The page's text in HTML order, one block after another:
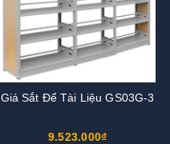
Giá Sắt Để Tài Liệu GS03G-3
9.523.000₫